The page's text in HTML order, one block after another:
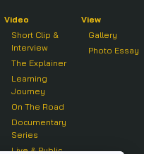
Video
Short Clip &
Interview
The Explainer
Learning
Journey
On The Road
Documentary
Series
Live & Public
View
Gallery
Photo Essay